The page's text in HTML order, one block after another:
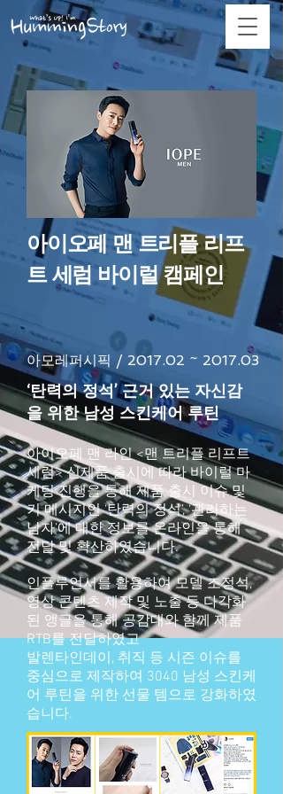
아이오페 맨 트리플 리프
트 세럼 바이럴 캠페인
아모레퍼시픽 / 2017.02 ~ 2017.03
‘탄력의 정석’ 근거 있는 자신감
을 위한 남성 스킨케어 루틴
아이오페 맨 라인 <맨 트리플 리프트
세럼> 신제품 출시에 따라 바이럴 마
케팅 진행을 통해 제품 출시 이슈 및
키 메시지인 ‘탄력의 정석’, ‘관리하는
남자’에 대한 정보를 온라인을 통해
전달 및 확산하였습니다.
인플루언서를 활용하여 모델 조정석,
영상 콘텐츠 제작 및 노출 등 다각화
된 앵글을 통해 공감대와 함께 제품
RTB를 전달하였고
발렌타인데이, 취직 등 시즌 이슈를
중심으로 제작하여 3040 남성 스킨케
어 루틴을 위한 선물 템으로 강화하였
습니다.